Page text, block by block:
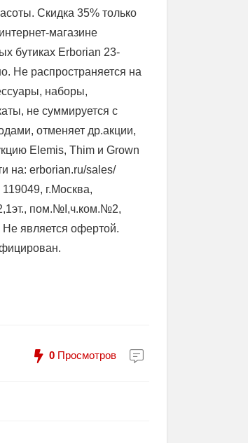
Скидка 35% только
магазине
бутиках Erborian 23-
Не распространяется на
наборы,
не суммируется с
отменяет др.акции,
Elemis, Thim и Grown
на: erborian.ru/sales/
г.Москва,
пом.№I,ч.ком.№2,
является офертой.
0 Просмотров